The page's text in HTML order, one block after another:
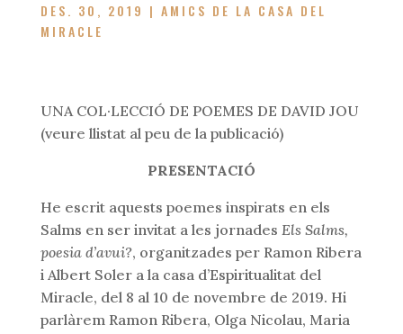
DES. 30, 2019 | AMICS DE LA CASA DEL
MIRACLE
UNA COL·LECCIÓ DE POEMES DE DAVID JOU
(veure llistat al peu de la publicació)
PRESENTACIÓ
He escrit aquests poemes inspirats en els
Salms en ser invitat a les jornades Els Salms,
poesia d’avui?, organitzades per Ramon Ribera
i Albert Soler a la casa d’Espiritualitat del
Miracle, del 8 al 10 de novembre de 2019. Hi
parlàrem Ramon Ribera, Olga Nicolau, Maria